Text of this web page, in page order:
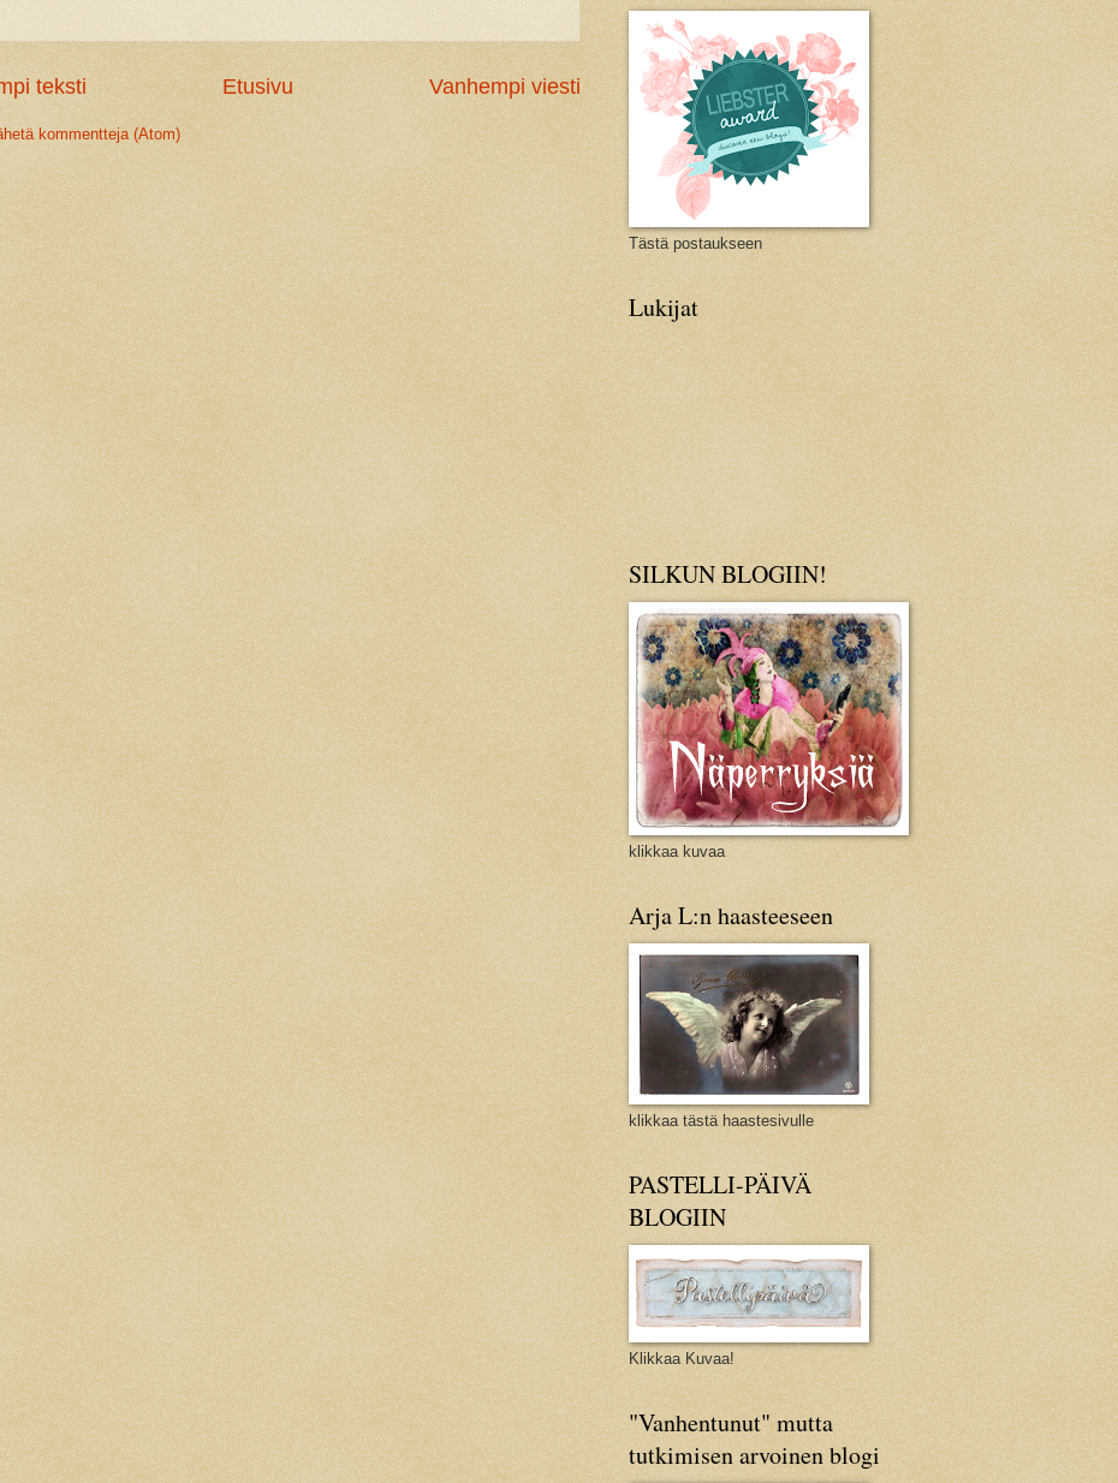
teksti Vanhempi viesti
Etusivu
kommentteja (Atom)
Tästä postaukseen
Lukijat
SILKUN BLOGIIN!
klikkaa kuvaa
Arja L:n haasteeseen
klikkaa tästä haastesivulle
PASTELLI-PÄIVÄ
BLOGIIN
Klikkaa Kuvaa!
"Vanhentunut" mutta
tutkimisen arvoinen blogi